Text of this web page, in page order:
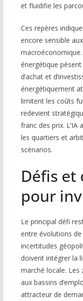
et fluidifie les
Ces repères
encore sensible
énergétique
d’achat et
énergétiquement
limitent les coûts
redevient
franc des prix.
les quartiers et
scénarios.
Défis
pour
Le principal défi
entre évolutions
incertitudes
doivent intégrer la
marché locale.
aux bassins
attracteur de